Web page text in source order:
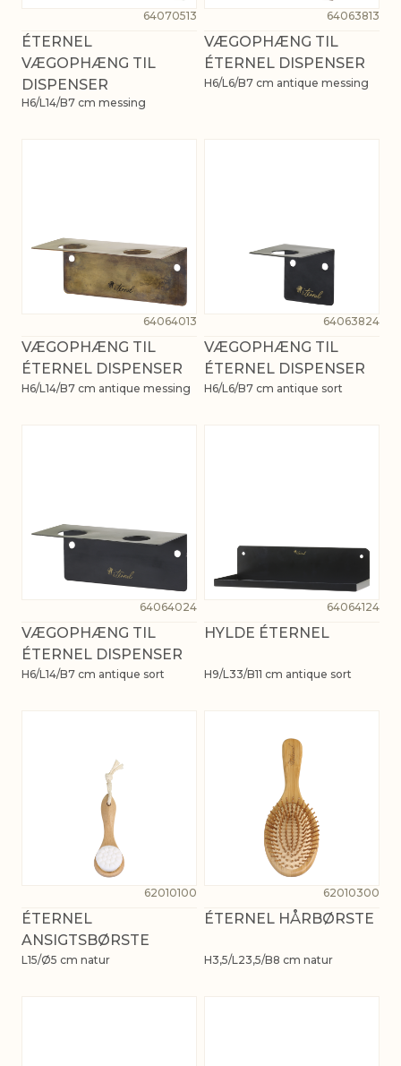
64070513
ÉTERNEL
VÆGOPHÆNG TIL
DISPENSER
H6/L14/B7 cm messing
64063813
VÆGOPHÆNG TIL
ÉTERNEL DISPENSER
H6/L6/B7 cm antique messing
64064013
VÆGOPHÆNG TIL
ÉTERNEL DISPENSER
H6/L14/B7 cm antique messing
64063824
VÆGOPHÆNG TIL
ÉTERNEL DISPENSER
H6/L6/B7 cm antique sort
64064024
VÆGOPHÆNG TIL
ÉTERNEL DISPENSER
H6/L14/B7 cm antique sort
64064124
HYLDE ÉTERNEL
H9/L33/B11 cm antique sort
62010100
ÉTERNEL
ANSIGTSBØRSTE
L15/Ø5 cm natur
62010300
ÉTERNEL HÅRBØRSTE
H3,5/L23,5/B8 cm natur